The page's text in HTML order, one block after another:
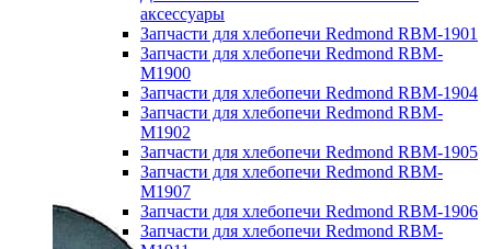
аксессуары
Запчасти для хлебопечи Redmond RBM-1901
Запчасти для хлебопечи Redmond RBM-
M1900
Запчасти для хлебопечи Redmond RBM-1904
Запчасти для хлебопечи Redmond RBM-
M1902
Запчасти для хлебопечи Redmond RBM-1905
Запчасти для хлебопечи Redmond RBM-
M1907
Запчасти для хлебопечи Redmond RBM-1906
Запчасти для хлебопечи Redmond RBM-